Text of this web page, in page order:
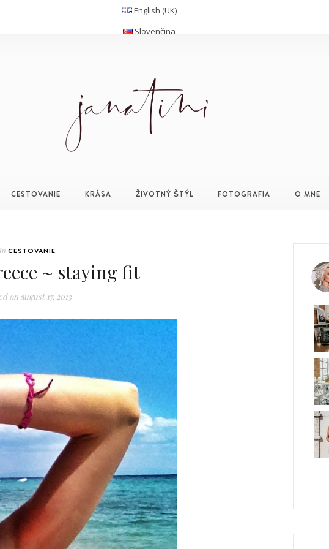
English (UK)
Slovenčina
CESTOVANIE KRÁSA ŽIVOTNÝ ŠTÝL FOTOGRAFIA O MNE
CESTOVANIE
~ staying fit
on august 17, 2013